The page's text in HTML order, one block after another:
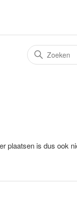
plaatsen is dus ook